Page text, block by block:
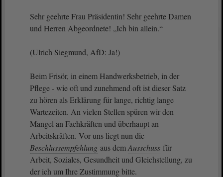
Sehr geehrte Frau Präsidentin! Sehr geehrte Damen
und Herren Abgeordnete! „Ich bin allein.“
(Ulrich Siegmund, AfD: Ja!)
Beim Frisör, in einem Handwerksbetrieb, in der
Pflege - wie oft und zunehmend oft ist dieser Satz
zu hören als Erklärung für lange, richtig lange
Wartezeiten. An vielen Stellen spüren wir den
Mangel an Fachkräften und überhaupt an
Arbeitskräften. Vor uns liegt nun die
Beschlussempfehlung aus demAusschuss für
Arbeit, Soziales, Gesundheit und Gleichstellung, zu
der ich um Ihre Zustimmung bitte.